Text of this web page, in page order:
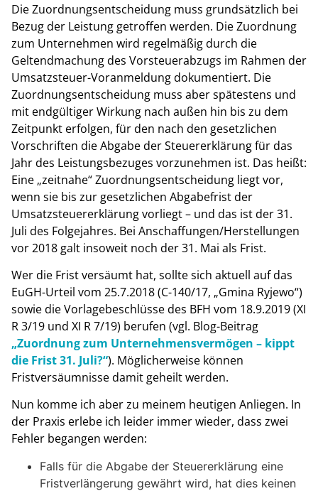
Die Zuordnungsentscheidung muss grundsätzlich bei
Bezug der Leistung getroffen werden. Die Zuordnung
zum Unternehmen wird regelmäßig durch die
Geltendmachung des Vorsteuerabzugs im Rahmen der
Umsatzsteuer-Voranmeldung dokumentiert. Die
Zuordnungsentscheidung muss aber spätestens und
mit endgültiger Wirkung nach außen hin bis zu dem
Zeitpunkt erfolgen, für den nach den gesetzlichen
Vorschriften die Abgabe der Steuererklärung für das
Jahr des Leistungsbezuges vorzunehmen ist. Das heißt:
Eine „zeitnahe“ Zuordnungsentscheidung liegt vor,
wenn sie bis zur gesetzlichen Abgabefrist der
Umsatzsteuererklärung vorliegt – und das ist der 31.
Juli des Folgejahres. Bei Anschaffungen/Herstellungen
vor 2018 galt insoweit noch der 31. Mai als Frist.
Wer die Frist versäumt hat, sollte sich aktuell auf das
EuGH-Urteil vom 25.7.2018 (C-140/17, „Gmina Ryjewo“)
sowie die Vorlagebeschlüsse des BFH vom 18.9.2019 (XI
R 3/19 und XI R 7/19) berufen (vgl. Blog-Beitrag
„Zuordnung zum Unternehmensvermögen – kippt
die Frist 31. Juli?“). Möglicherweise können
Fristversäumnisse damit geheilt werden.
Nun komme ich aber zu meinem heutigen Anliegen. In
der Praxis erlebe ich leider immer wieder, dass zwei
Fehler begangen werden:
Falls für die Abgabe der Steuererklärung eine
Fristverlängerung gewährt wird, hat dies keinen